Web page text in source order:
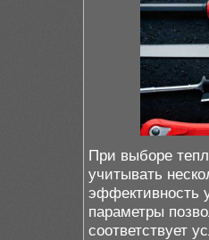
При выборе
учитывать
эффективность
параметры
соответствует